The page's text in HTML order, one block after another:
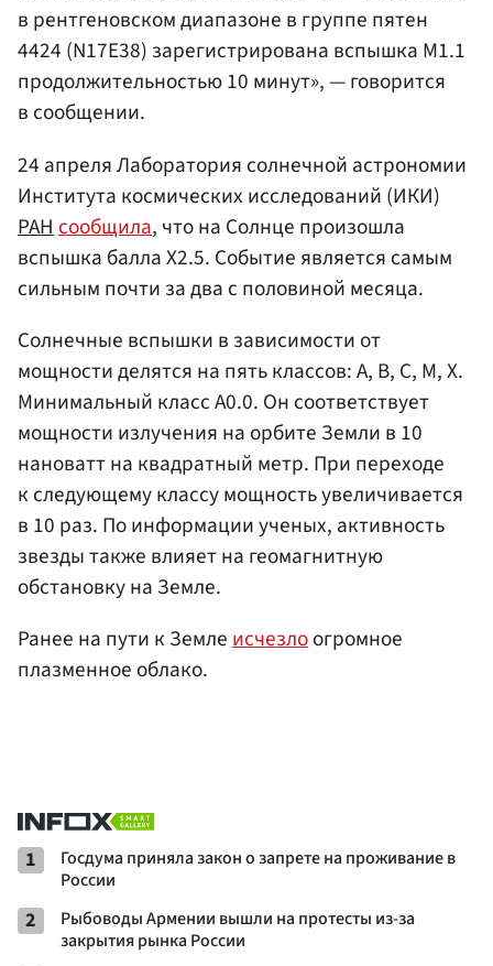
в рентгеновском диапазоне в группе пятен
4424 (N17E38) зарегистрирована вспышка M1.1
продолжительностью 10 минут», — говорится
в сообщении.
24 апреля Лаборатория солнечной астрономии
Института космических исследований (ИКИ)
РАН сообщила, что на Солнце произошла
вспышка балла X2.5. Событие является самым
сильным почти за два с половиной месяца.
Солнечные вспышки в зависимости от
мощности делятся на пять классов: A, B, C, M, X.
Минимальный класс A0.0. Он соответствует
мощности излучения на орбите Земли в 10
нановатт на квадратный метр. При переходе
к следующему классу мощность увеличивается
в 10 раз. По информации ученых, активность
звезды также влияет на геомагнитную
обстановку на Земле.
Ранее на пути к Землеисчезлоогромное
плазменное облако.
1
Госдума приняла закон о запрете на проживание в
России
2
Рыбоводы Армении вышли на протесты из-за
закрытия рынка России